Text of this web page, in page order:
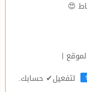
لتفعيل✔ حسابك.